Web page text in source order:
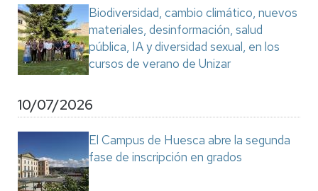
Biodiversidad, cambio climático, nuevos
materiales, desinformación, salud
pública, IA y diversidad sexual, en los
cursos de verano de Unizar
10/07/2026
El Campus de Huesca abre la segunda
fase de inscripción en grados